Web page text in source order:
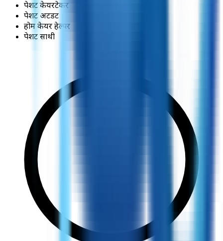
पेशेंट केयरटेकर
पेशेंट अटेंडेंट
होम केयर हेल्पर
पेशेंट साथी